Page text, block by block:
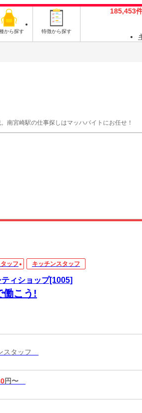
から探す 特徴から探す
185,453
南宮崎駅の仕事探しはマッハバイトにお任せ！
ッフ キッチンスタッフ
ィショップ[1005]
働こう!
スタッフ
円〜